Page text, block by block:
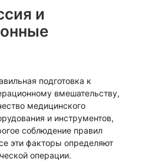
и
подготовка к
вмешательству,
медицинского
и инструментов,
соблюдение правил
эти факторы определяют
операции.